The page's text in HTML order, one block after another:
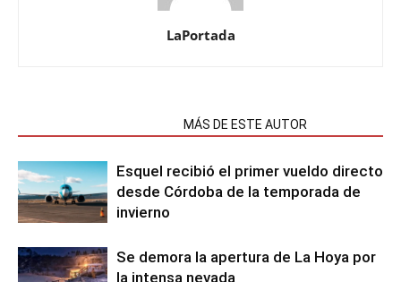
LaPortada
MÁS DE ESTE AUTOR
Esquel recibió el primer vueldo directo
desde Córdoba de la temporada de
invierno
Se demora la apertura de La Hoya por
la intensa nevada